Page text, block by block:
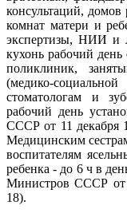
консультаций, домов
комнат матери и
экспертизы, НИИ и
кухонь рабочий
поликлиник,
(медико-
стоматологам и
рабочий день
СССР от 11 декабря
Медицинским
воспитателям
ребенка - до 6 ч в
Министров СССР
18).